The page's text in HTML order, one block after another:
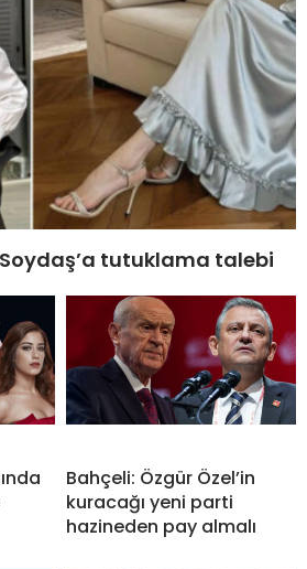
tutuklama talebi
Bahçeli: Özgür Özel’in
kuracağı yeni parti
hazineden pay almalı